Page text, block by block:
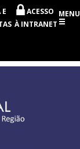
ACESSO
À INTRANET
MENU